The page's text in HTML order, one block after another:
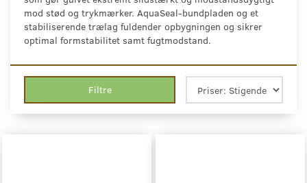
mod stød og trykmærker. AquaSeal-bundpladen og et
stabiliserende trælag fuldender opbygningen og sikrer
optimal formstabilitet samt fugtmodstand.
Filtre